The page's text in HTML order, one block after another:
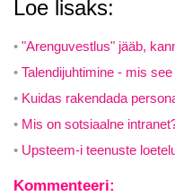
Loe lisaks:
"Arenguvestlus" jääb,
Talendijuhtimine - mis see
Kuidas rakendada
Mis on sotsiaalne
Upsteem-i teenuste
Kommenteeri: